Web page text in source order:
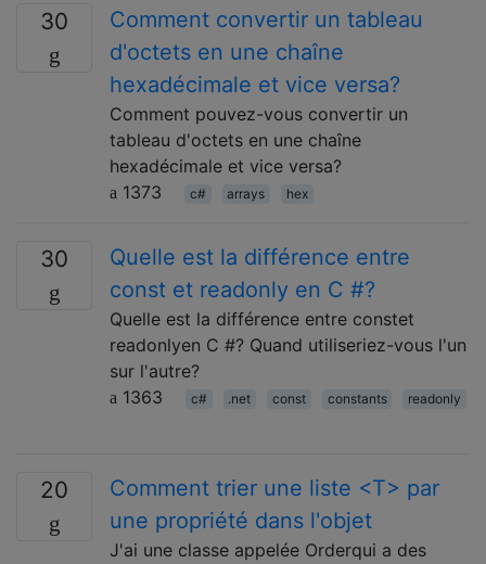
30
Comment convertir un tableau
d'octets en une chaîne
hexadécimale et vice versa?
Comment pouvez-vous convertir un
tableau d'octets en une chaîne
hexadécimale et vice versa?
1373
c# arrays hex
30
Quelle est la différence entre
const et readonly en C #?
Quelle est la différence entre constet
readonlyen C #? Quand utiliseriez-vous l'un
sur l'autre?
1363
c# .net const constants readonly
20
Comment trier une liste <T> par
une propriété dans l'objet
J'ai une classe appelée Orderqui a des